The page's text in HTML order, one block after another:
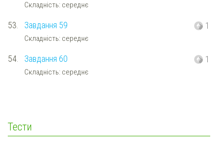
Складність: середнє
53. Завдання 59
Складність: середнє
1
54. Завдання 60
Складність: середнє
1
Тести